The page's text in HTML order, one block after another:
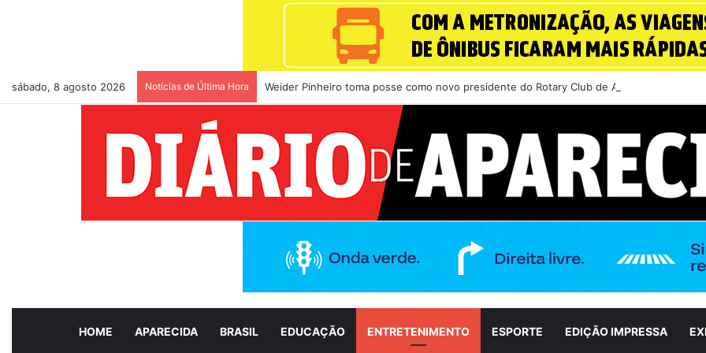
sábado, 8 agosto 2026 Notícias de Última Hora Weider Pinheiro toma posse como novo presidente do Rotary Club de Aparecida de
HOME APARECIDA BRASIL EDUCAÇÃO ENTRETENIMENTO ESPORTE EDIÇÃO IMPRESSA